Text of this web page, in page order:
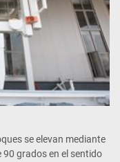
se elevan mediante
grados en el sentido